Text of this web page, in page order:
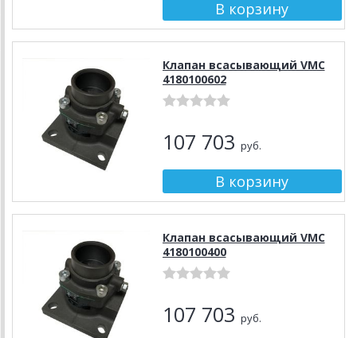
Клапан всасывающий VMC
4180100602
107 703 руб.
Клапан всасывающий VMC
4180100400
107 703 руб.